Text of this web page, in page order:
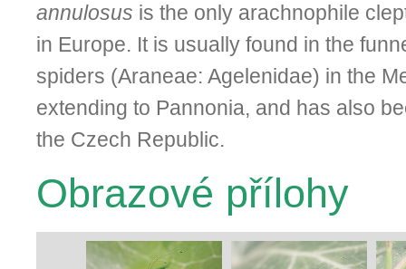
annulosus is the only arachnophile
in Europe. It is usually found in the
spiders (Araneae: Agelenidae) in the
extending to Pannonia, and has also
the Czech Republic.
Obrazové přílohy